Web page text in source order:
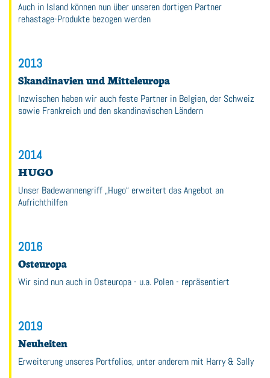
Auch in Island können nun über unseren dortigen Partner
rehastage-Produkte bezogen werden
2013
Skandinavien und Mitteleuropa
Inzwischen haben wir auch feste Partner in Belgien, der Schweiz
sowie Frankreich und den skandinavischen Ländern
2014
HUGO
Unser Badewannengriff „Hugo“ erweitert das Angebot an
Aufrichthilfen
2016
Osteuropa
Wir sind nun auch in Osteuropa - u.a. Polen - repräsentiert
2019
Neuheiten
Erweiterung unseres Portfolios, unter anderem mit Harry & Sally